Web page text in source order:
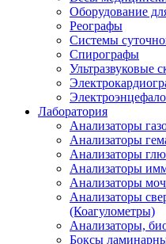
Оборудование
Реографы
Системы
Спирографы
Ультразвуковые
Лаборатория
Анализаторы
Анализаторы
Анализаторы
Анализаторы
Анализаторы
Анализаторы
(Коагулометры)
Анализаторы,
Боксы